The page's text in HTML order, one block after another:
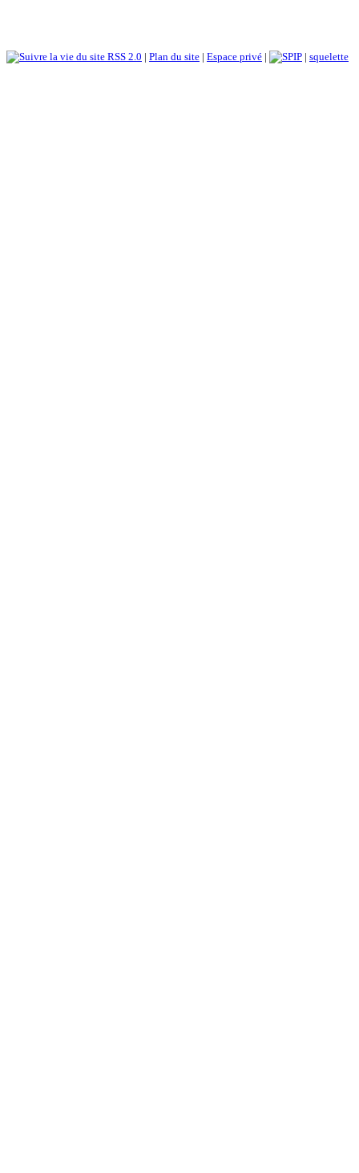
RSS 2.0 | Plan du site | Espace privé | | squelette